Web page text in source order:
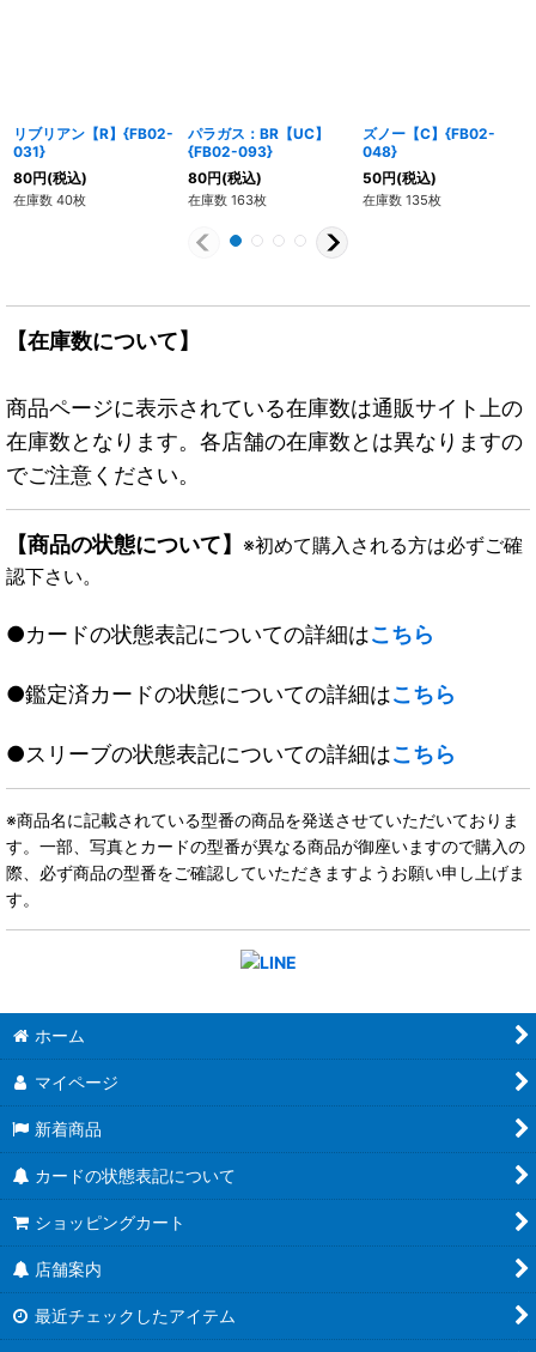
リブリアン【R】{FB02-
031}
80円(税込)
在庫数 40枚
パラガス：BR【UC】
{FB02-093}
80円(税込)
在庫数 163枚
ズノー【C】{FB02-
048}
50円(税込)
在庫数 135枚
【在庫数について】
商品ページに表示されている在庫数は通販サイト上の
在庫数となります。各店舗の在庫数とは異なりますの
でご注意ください。
【商品の状態について】 ※初めて購入される方は必ずご確
認下さい。
●カードの状態表記についての詳細はこちら
●鑑定済カードの状態についての詳細はこちら
●スリーブの状態表記についての詳細はこちら
※商品名に記載されている型番の商品を発送させていただいておりま
す。一部、写真とカードの型番が異なる商品が御座いますので購入の
際、必ず商品の型番をご確認していただきますようお願い申し上げま
す。
ホーム
マイページ
新着商品
カードの状態表記について
ショッピングカート
店舗案内
最近チェックしたアイテム